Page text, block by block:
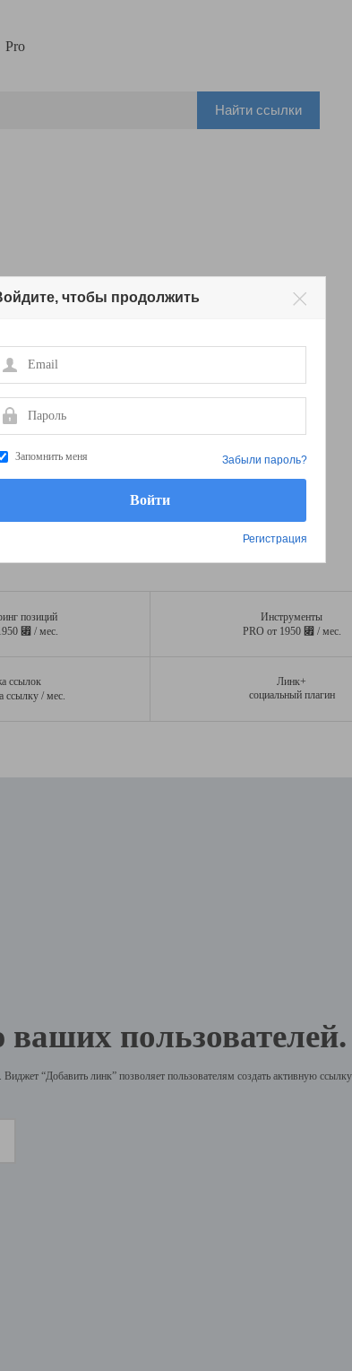
Pro
Найти ссылки
позиций
⃏ / мес.
Инструменты
PRO от 1950 ⃏ / мес.
ссылок
ссылку / мес.
Линк+
социальный плагин
пользователей.
“Добавить линк” позволяет пользователям создать активную
чтобы продолжить
Email
Пароль
Запомнить меня
Регистрация
Забыли пароль?